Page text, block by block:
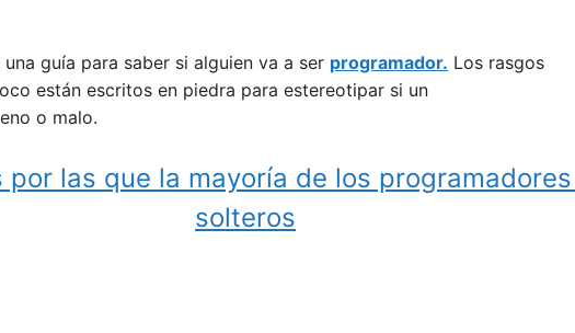
guía para saber si alguien va a ser programador. Los rasgos
están escritos en piedra para estereotipar si un
o malo.
por las que la mayoría de los
solteros